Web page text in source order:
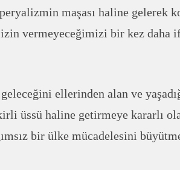
maşası haline gelerek
vermeyeceğimizi bir kez daha
ellerinden alan ve
üssü haline getirmeye kararlı
bir ülke mücadelesini